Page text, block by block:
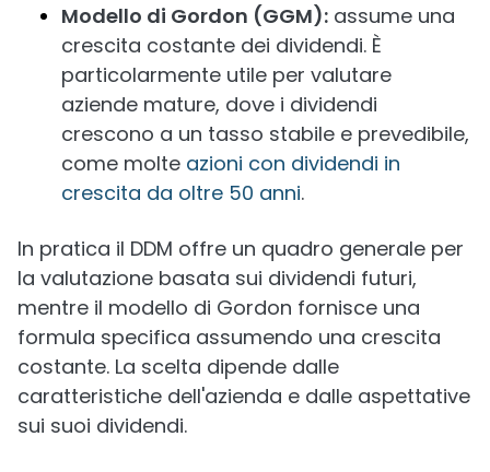
Modello di Gordon (GGM): assume una
crescita costante dei dividendi. È
particolarmente utile per valutare
aziende mature, dove i dividendi
crescono a un tasso stabile e prevedibile,
come molte azioni con dividendi in
crescita da oltre 50 anni.
In pratica il DDM offre un quadro generale per
la valutazione basata sui dividendi futuri,
mentre il modello di Gordon fornisce una
formula specifica assumendo una crescita
costante. La scelta dipende dalle
caratteristiche dell'azienda e dalle aspettative
sui suoi dividendi.